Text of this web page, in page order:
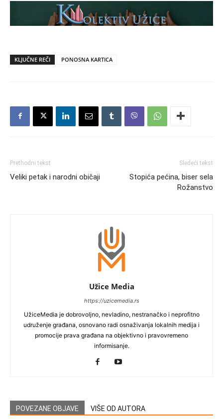
KLJUČNE REČI PONOSNA KARTICA
Prethodni tekst
Veliki petak i narodni običaji
Sledeći tekst
Stopića pećina, biser sela
Rožanstvo
Užice Media
https://uzicemedia.rs
UžiceMedia je dobrovoljno, nevladino, nestranačko i neprofitno
udruženje građana, osnovano radi osnaživanja lokalnih medija i
promocije prava građana na objektivno i pravovremeno
informisanje.
POVEZANE OBJAVE VIŠE OD AUTORA